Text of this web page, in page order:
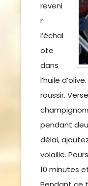
reveni
r
l’échal
ote
dans
l’huile
roussir.
pendant
délai,
volaille.
10 minutes